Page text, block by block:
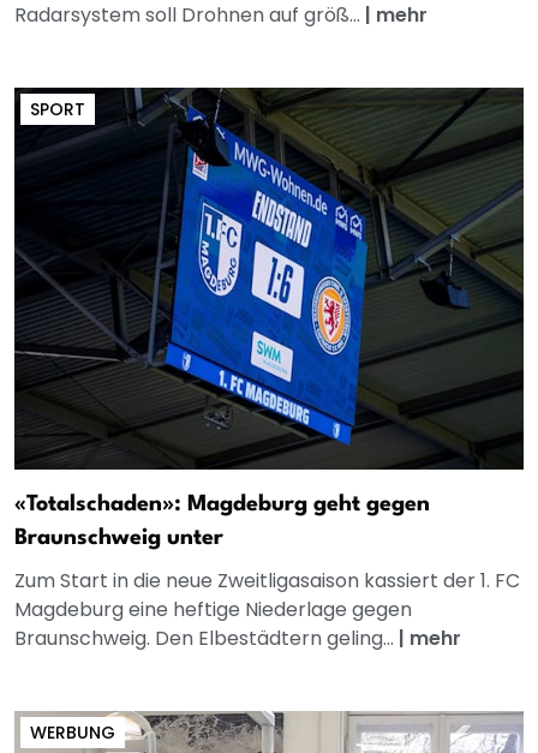
Radarsystem soll Drohnen auf größ... | mehr
SPORT
«Totalschaden»: Magdeburg geht gegen
Braunschweig unter
Zum Start in die neue Zweitligasaison kassiert der 1. FC
Magdeburg eine heftige Niederlage gegen
Braunschweig. Den Elbestädtern geling... | mehr
WERBUNG